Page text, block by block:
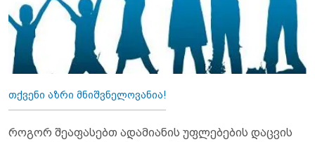
თქვენი აზრი მნიშვნელოვანია!
როგორ შეაფასებთ ადამიანის უფლებების დაცვის